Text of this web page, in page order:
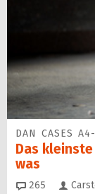
DAN CASES
Das
was
265